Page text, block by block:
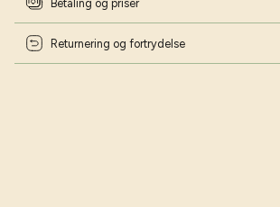
Betaling og priser
Returnering og fortrydelse
Nej tak - jeg har styr på det!